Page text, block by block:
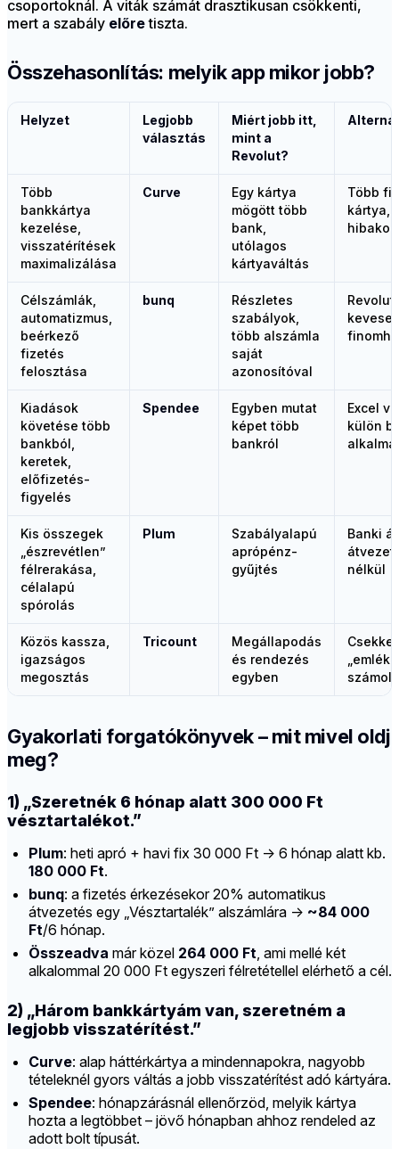
csoportoknál. A viták számát drasztikusan csökkenti,
mert a szabály előretiszta.
Összehasonlítás: melyik app mikor jobb?
Helyzet
Legjobb
választás
Miért jobb itt,
mint a
Revolut?
Több
bankkártya
kezelése,
visszatérítések
maximalizálása
Curve
Egy kártya
mögött több
bank,
utólagos
kártyaváltás
Több
kártya,
Célszámlák,
automatizmus,
beérkező
fizetés
felosztása
bunq
Részletes
szabályok,
több alszámla
saját
azonosítóval
Revolut
Kiadások
követése több
bankból,
keretek,
előfizetés-
figyelés
Spendee
Egyben mutat
képet több
bankról
Excel
külön
Kis összegek
„észrevétlen”
félrerakása,
célalapú
spórolás
Plum
Szabályalapú
aprópénz-
gyűjtés
Banki
nélkül
Közös kassza,
igazságos
megosztás
Tricount
Megállapodás
és rendezés
egyben
Gyakorlati forgatókönyvek – mit mivel oldj
meg?
1) „Szeretnék 6 hónap alatt 300 000 Ft
vésztartalékot.”
Plum: heti apró + havi fix 30 000 Ft → 6 hónap alatt kb.
180 000 Ft.
bunq: a fizetés érkezésekor 20% automatikus
átvezetés egy „Vésztartalék” alszámlára → ~84 000
Ft/6 hónap.
Összeadva már közel 264 000 Ft, ami mellé két
alkalommal 20 000 Ft egyszeri félretétellel elérhető a cél.
2) „Három bankkártyám van, szeretném a
legjobb visszatérítést.”
Curve: alap háttérkártya a mindennapokra, nagyobb
tételeknél gyors váltás a jobb visszatérítést adó kártyára.
Spendee: hónapzárásnál ellenőrzöd, melyik kártya
hozta a legtöbbet – jövő hónapban ahhoz rendeled az
adott bolt típusát.